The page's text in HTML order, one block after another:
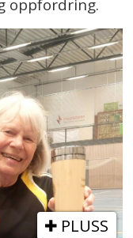
oppfordring.
PLUSS